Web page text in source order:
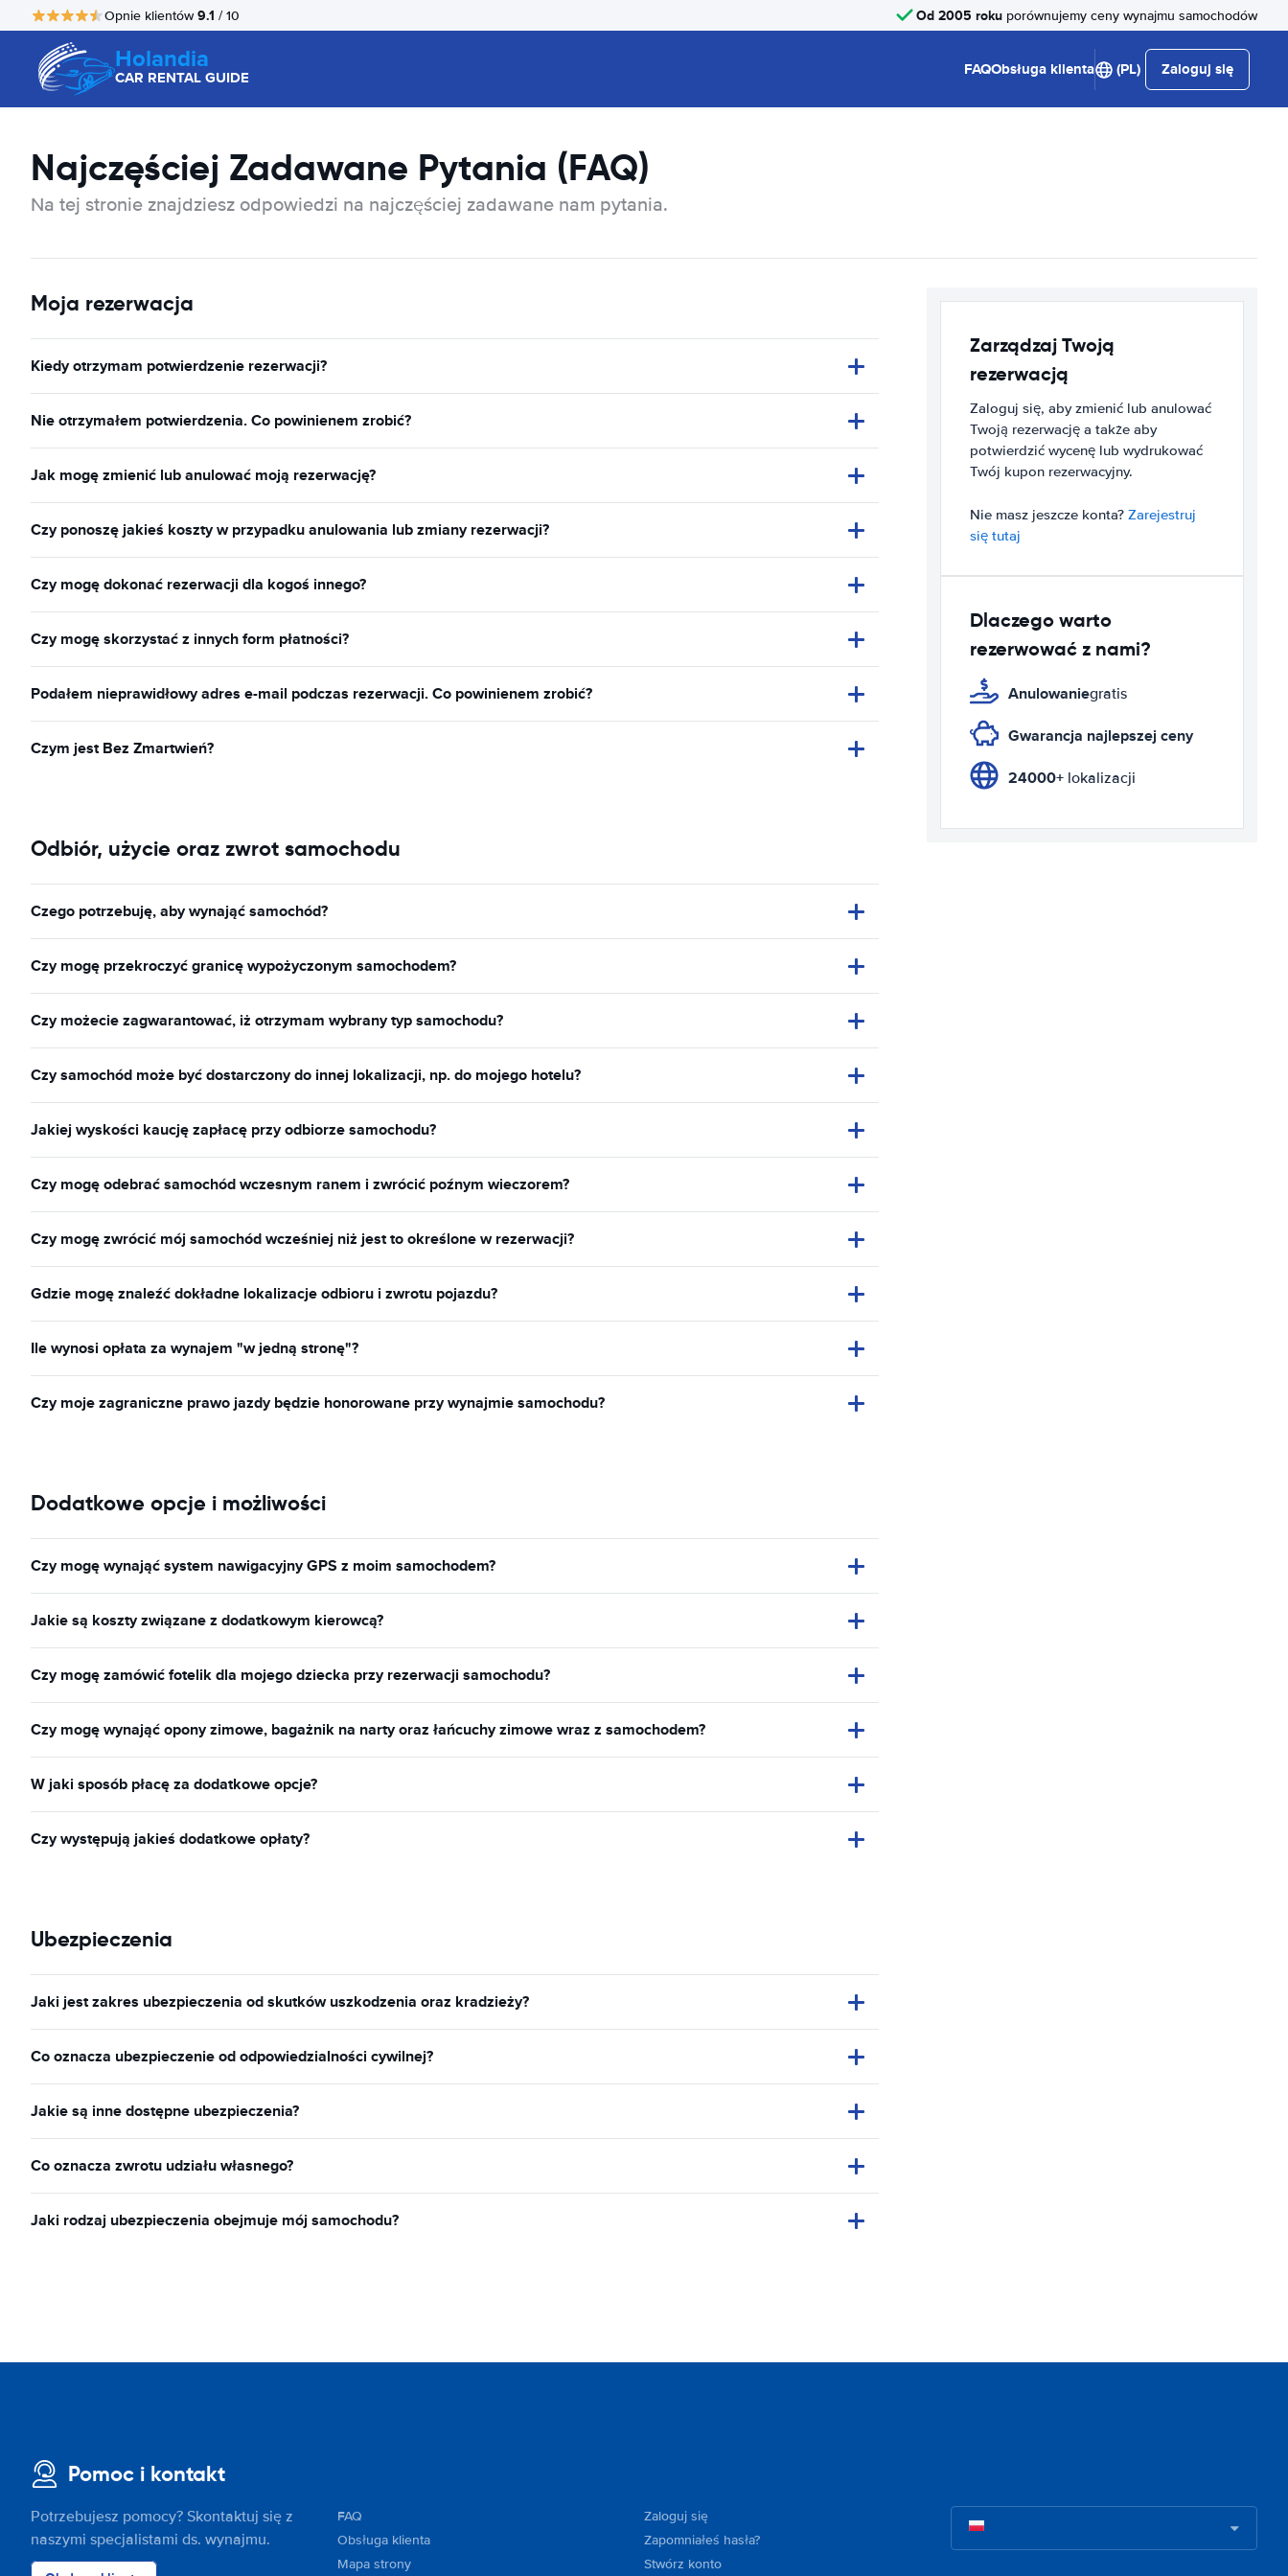
Opnie klientów9.1 / 10 Od 2005 roku porównujemy ceny wynajmu samochodów
Holandia
CAR RENTAL GUIDE FAQObsługa klienta (PL) Zaloguj się
Najczęściej Zadawane Pytania (FAQ)
Na tej stronie znajdziesz odpowiedzi na najczęściej zadawane nam pytania.
Moja rezerwacja
Kiedy otrzymam potwierdzenie rezerwacji?
Nie otrzymałem potwierdzenia. Co powinienem zrobić?
Jak mogę zmienić lub anulować moją rezerwację?
Czy ponoszę jakieś koszty w przypadku anulowania lub zmiany rezerwacji?
Czy mogę dokonać rezerwacji dla kogoś innego?
Czy mogę skorzystać z innych form płatności?
Podałem nieprawidłowy adres e-mail podczas rezerwacji. Co powinienem zrobić?
Czym jest Bez Zmartwień?
Odbiór, użycie oraz zwrot samochodu
Czego potrzebuję, aby wynająć samochód?
Czy mogę przekroczyć granicę wypożyczonym samochodem?
Czy możecie zagwarantować, iż otrzymam wybrany typ samochodu?
Czy samochód może być dostarczony do innej lokalizacji, np. do mojego hotelu?
Jakiej wyskości kaucję zapłacę przy odbiorze samochodu?
Czy mogę odebrać samochód wczesnym ranem i zwrócić poźnym wieczorem?
Czy mogę zwrócić mój samochód wcześniej niż jest to określone w rezerwacji?
Gdzie mogę znaleźć dokładne lokalizacje odbioru i zwrotu pojazdu?
Ile wynosi opłata za wynajem "w jedną stronę"?
Czy moje zagraniczne prawo jazdy będzie honorowane przy wynajmie samochodu?
Dodatkowe opcje i możliwości
Czy mogę wynająć system nawigacyjny GPS z moim samochodem?
Jakie są koszty związane z dodatkowym kierowcą?
Czy mogę zamówić fotelik dla mojego dziecka przy rezerwacji samochodu?
Czy mogę wynająć opony zimowe, bagażnik na narty oraz łańcuchy zimowe wraz z samochodem?
W jaki sposób płacę za dodatkowe opcje?
Czy występują jakieś dodatkowe opłaty?
Ubezpieczenia
Jaki jest zakres ubezpieczenia od skutków uszkodzenia oraz kradzieży?
Co oznacza ubezpieczenie od odpowiedzialności cywilnej?
Jakie są inne dostępne ubezpieczenia?
Co oznacza zwrotu udziału własnego?
Jaki rodzaj ubezpieczenia obejmuje mój samochodu?
Zarządzaj Twoją
rezerwacją
Zaloguj się, aby zmienić lub anulować
Twoją rezerwację a także aby
potwierdzić wycenę lub wydrukować
Twój kupon rezerwacyjny.
Nie masz jeszcze konta? Zarejestruj
się tutaj
Dlaczego warto
rezerwować z nami?
Anulowaniegratis
Gwarancja najlepszej ceny
24000+ lokalizacji
Pomoc i kontakt
Potrzebujesz pomocy? Skontaktuj się z
naszymi specjalistami ds. wynajmu.
FAQ
Obsługa klienta
Mapa strony
Zaloguj się
Zapomniałeś hasła?
Stwórz konto